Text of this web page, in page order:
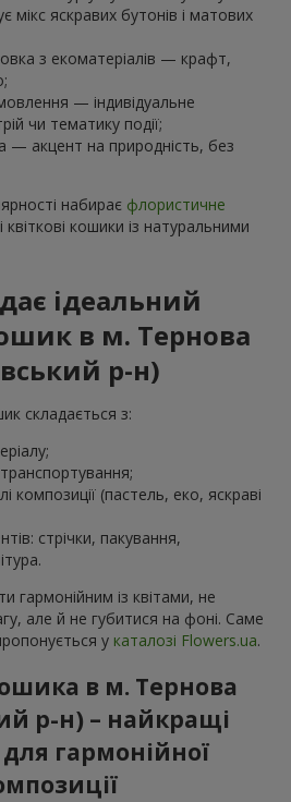
мікс яскравих бутонів і матових
з екоматеріалів — крафт,
— індивідуальне
чи тематику події;
— акцент на природність, без
набирає флористичне
кошики із натуральними
ідеальний
в м. Тернова
р-н)
складається з:
композиції (пастель, еко, яскраві
стрічки, пакування,
гармонійним із квітами, не
але й не губитися на фоні. Саме
у каталозі Flowers.ua.
в м. Тернова
р-н) – найкращі
гармонійної